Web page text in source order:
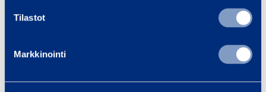
Tilastot
Markkinointi
v
13,56 € 13,56 €